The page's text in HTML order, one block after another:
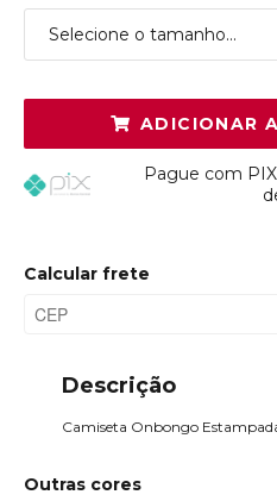
Selecione o tamanho...
G
ADICIONAR
Pague com
Calcular frete
Descrição
Camiseta Onbongo
Outras cores